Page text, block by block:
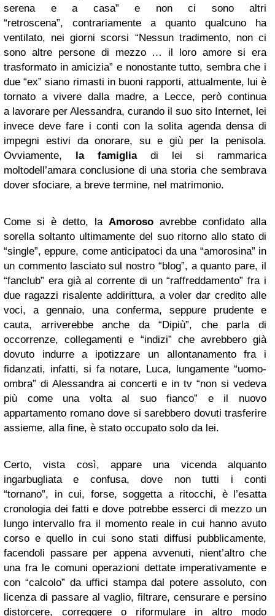
serena e a casa” e non ci sono altri
“retroscena”, contrariamente a quanto qualcuno ha
ventilato, nei giorni scorsi “Nessun tradimento, non ci
sono altre persone di mezzo … il loro amore si era
trasformato in amicizia” e nonostante tutto, sembra che i
due “ex” siano rimasti in buoni rapporti, attualmente, lui è
tornato a vivere dalla madre, a Lecce, però continua
a lavorare per Alessandra, curando il suo sito Internet, lei
invece deve fare i conti con la solita agenda densa di
impegni estivi da onorare, su e giù per la penisola.
Ovviamente, la famigliadi lei si rammarica
moltodell’amara conclusione di una storia che sembrava
dover sfociare, a breve termine, nel matrimonio.
Come si è detto, la Amoroso avrebbe confidato alla
sorella soltanto ultimamente del suo ritorno allo stato di
“single”, eppure, come anticipatoci da una “amorosina” in
un commento lasciato sul nostro “blog”, a quanto pare, il
“fanclub” era già al corrente di un “raffreddamento” fra i
due ragazzi risalente addirittura, a voler dar credito alle
voci, a gennaio, una conferma, seppure prudente e
cauta, arriverebbe anche da “Dipiù”, che parla di
occorrenze, collegamenti e “indizi” che avrebbero già
dovuto indurre a ipotizzare un allontanamento fra i
fidanzati, infatti, si fa notare, Luca, lungamente “uomo-
ombra” di Alessandra ai concerti e in tv “non si vedeva
più come una volta al suo fianco” e il nuovo
appartamento romano dove si sarebbero dovuti trasferire
assieme, alla fine, è stato occupato solo da lei.
Certo, vista così, appare una vicenda alquanto
ingarbugliata e confusa, dove non tutti i conti
“tornano”, in cui, forse, soggetta a ritocchi, è l’esatta
cronologia dei fatti e dove potrebbe esserci di mezzo un
lungo intervallo fra il momento reale in cui hanno avuto
corso e quello in cui sono stati diffusi pubblicamente,
facendoli passare per appena avvenuti, nient’altro che
una fra le comuni operazioni dettate imperativamente e
con “calcolo” da uffici stampa dal potere assoluto, con
licenza di passare al vaglio, filtrare, censurare e persino
distorcere, correggere o riformulare in altro modo